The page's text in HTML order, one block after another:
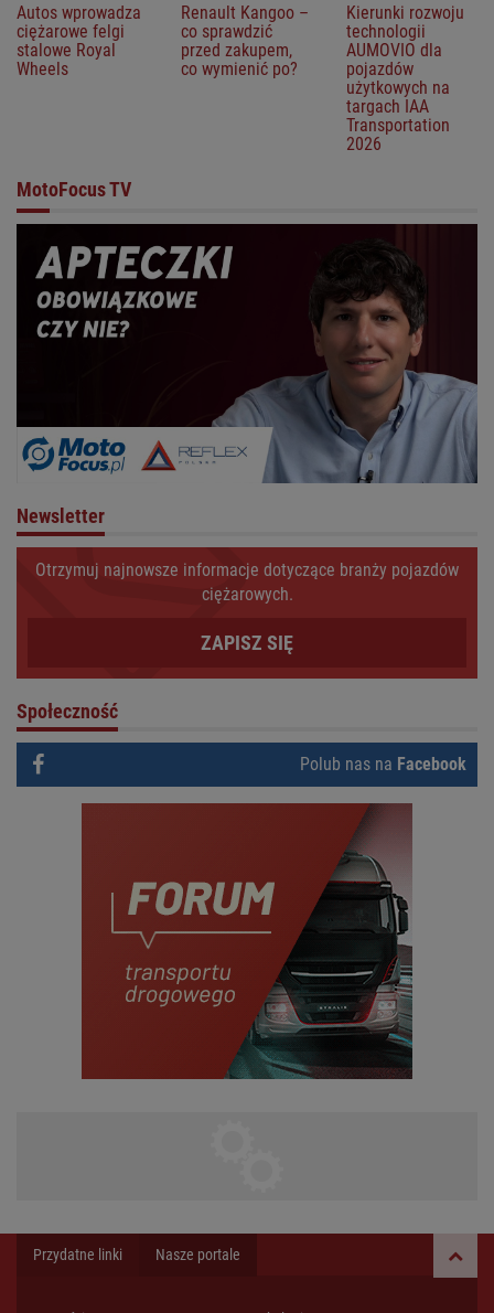
Autos wprowadza
ciężarowe felgi
stalowe Royal
Wheels
Renault Kangoo –
co sprawdzić
przed zakupem,
co wymienić po?
Kierunki rozwoju
technologii
AUMOVIO dla
pojazdów
użytkowych na
targach IAA
Transportation
2026
MotoFocus TV
Newsletter
Otrzymuj najnowsze informacje dotyczące branży pojazdów
ciężarowych.
ZAPISZ SIĘ
Społeczność
Polub nas na Facebook
Przydatne linki Nasze portale